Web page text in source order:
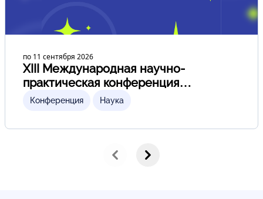
по 11 сентября 2026
XIII Международная научно-
практическая конференция
«Актуальные проблемы
Конференция Наука